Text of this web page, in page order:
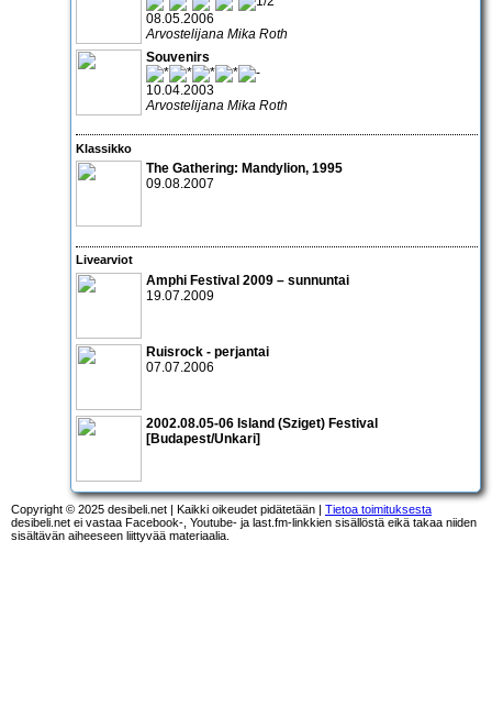
08.05.2006
Arvostelijana Mika Roth
Souvenirs
10.04.2003
Arvostelijana Mika Roth
Klassikko
The Gathering: Mandylion, 1995
09.08.2007
Livearviot
Amphi Festival 2009 – sunnuntai
19.07.2009
Ruisrock - perjantai
07.07.2006
2002.08.05-06 Island (Sziget) Festival
[Budapest/Unkari]
Copyright © 2025 desibeli.net | Kaikki oikeudet pidätetään | Tietoa toimituksesta
desibeli.net ei vastaa Facebook-, Youtube- ja last.fm-linkkien sisällöstä eikä takaa niiden
sisältävän aiheeseen liittyvää materiaalia.